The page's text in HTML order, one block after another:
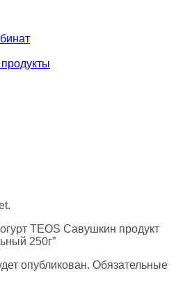
TEOS Савушкин продукт
250г”
опубликован. Обязательные